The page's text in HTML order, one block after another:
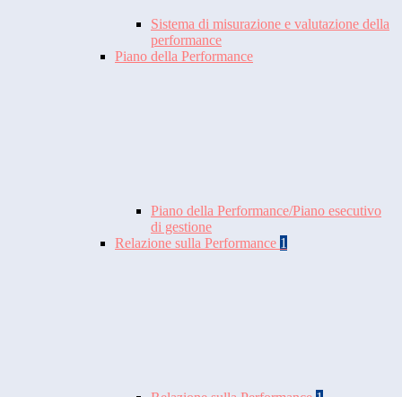
Sistema di misurazione e valutazione della
performance
Piano della Performance
Piano della Performance/Piano esecutivo
di gestione
Relazione sulla Performance 1